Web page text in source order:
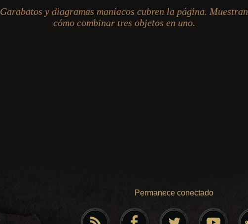
Garabatos y diagramas maníacos cubren la página. Muestran
cómo combinar tres objetos en uno.
Permanece conectado